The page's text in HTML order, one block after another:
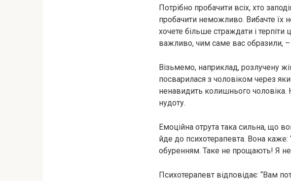
Потрібно пробачити всіх, хто
пробачити неможливо. Вибачте їх
хочете більше страждати і
важливо, чим саме вас образили, –
Візьмемо, наприклад, розлучену
посварилася з чоловіком через
ненавидить колишнього чоловіка.
нудоту.
Емоційна отрута така сильна, що
йде до психотерапевта. Вона
обуренням. Таке не прощають! Я
Психотерапевт відповідає: “Вам